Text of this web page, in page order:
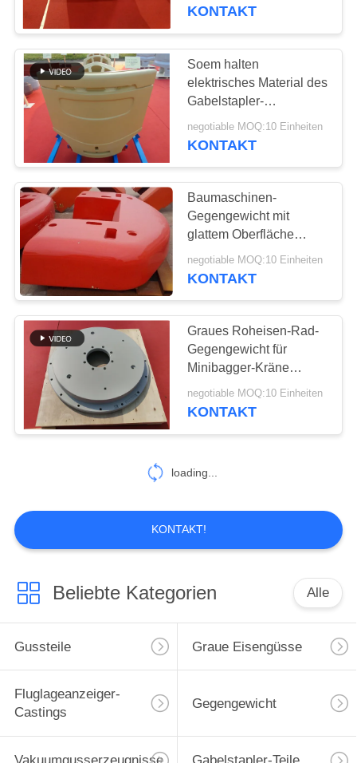
Duktile Eisen-
Produkte
17
Grün Sandguss
25
Harz-Sandguss
26
Verlorene Schaum-
Castings
16
KONTAKT
Soem halten
elektrisches Material des
Gabelstapler-
Gegengewicht-FC150
GG15 HT150 instand
negotiable MOQ:10 Einheiten
KONTAKT
Baumaschinen-
Gegengewicht mit
glattem Oberfläche
Soem verfügbar
negotiable MOQ:10 Einheiten
KONTAKT
Graues Roheisen-Rad-
Gegengewicht für
Minibagger-Kräne
Liebherr
negotiable MOQ:10 Einheiten
KONTAKT
loading...
KONTAKT!
Beliebte Kategorien Alle
Gussteile Graue Eisengüsse
Fluglageanzeiger-
Castings
Gegengewicht